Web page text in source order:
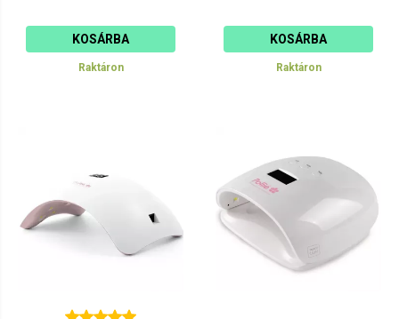
KOSÁRBA
Raktáron
KOSÁRBA
Raktáron